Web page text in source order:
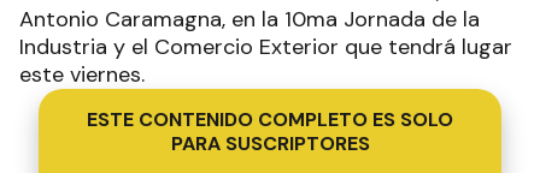
Antonio Caramagna, en la 10ma Jornada de la
Industria y el Comercio Exterior que tendrá lugar
este viernes.
ESTE CONTENIDO COMPLETO ES SOLO
PARA SUSCRIPTORES